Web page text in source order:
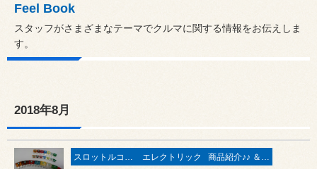
Feel Book
スタッフがさまざまなテーマでクルマに関する情報をお伝えしま
す。
2018年8月
スロットルコントローラー＆サブコンピューター パワー＆レスポンスアップ系 エレクトリック
商品紹介♪♪ ＆ ”フィール”からのお知らせ。